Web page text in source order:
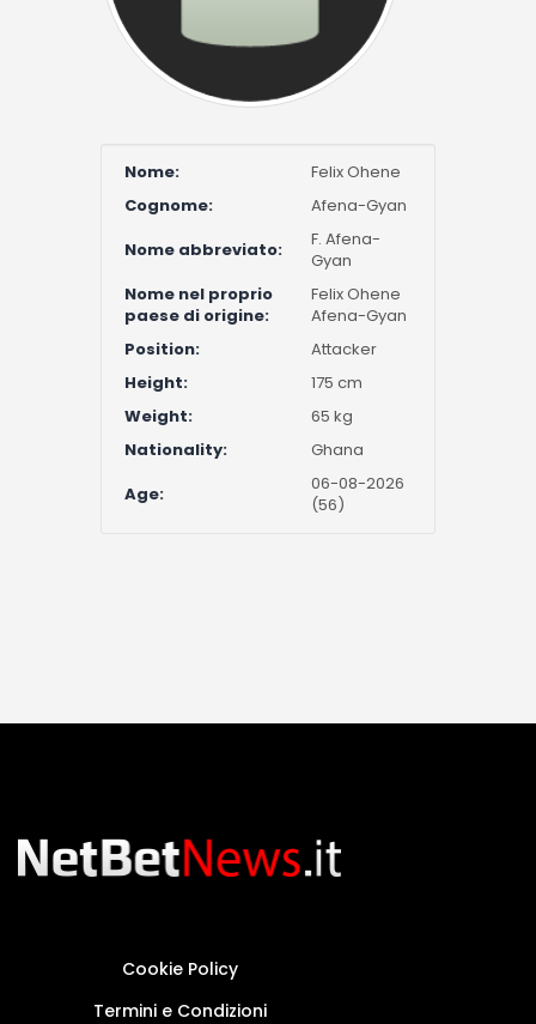
Nome:
Felix Ohene
Cognome:
Afena-Gyan
Nome abbreviato:
F. Afena-
Gyan
Nome nel proprio
paese di origine:
Felix Ohene
Afena-Gyan
Position:
Attacker
Height:
175 cm
Weight:
65 kg
Nationality:
Ghana
Age:
06-08-2026
(56)
Cookie Policy
Termini e Condizioni